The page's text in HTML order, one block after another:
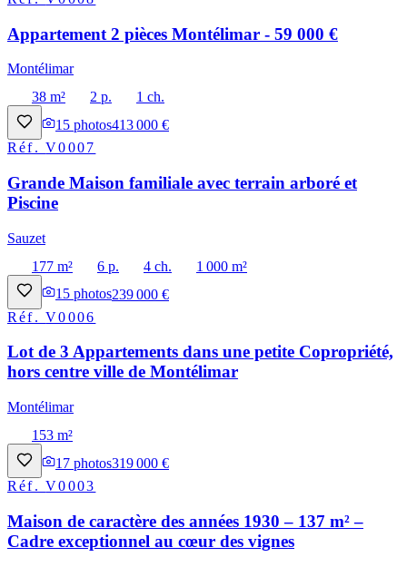
Appartement 2 pièces Montélimar - 59 000 €
Montélimar
38 m²
2 p.
1 ch.
15 photos413 000 €
Réf.V0007
Grande Maison familiale avec terrain arboré et
Piscine
Sauzet
177 m²
6 p. 4 ch.
1 000 m²
15 photos239 000 €
Réf.V0006
Lot de 3 Appartements dans une petite Copropriété,
hors centre ville de Montélimar
Montélimar
153 m²
17 photos319 000 €
Réf.V0003
Maison de caractère des années 1930 – 137 m² –
Cadre exceptionnel au cœur des vignes